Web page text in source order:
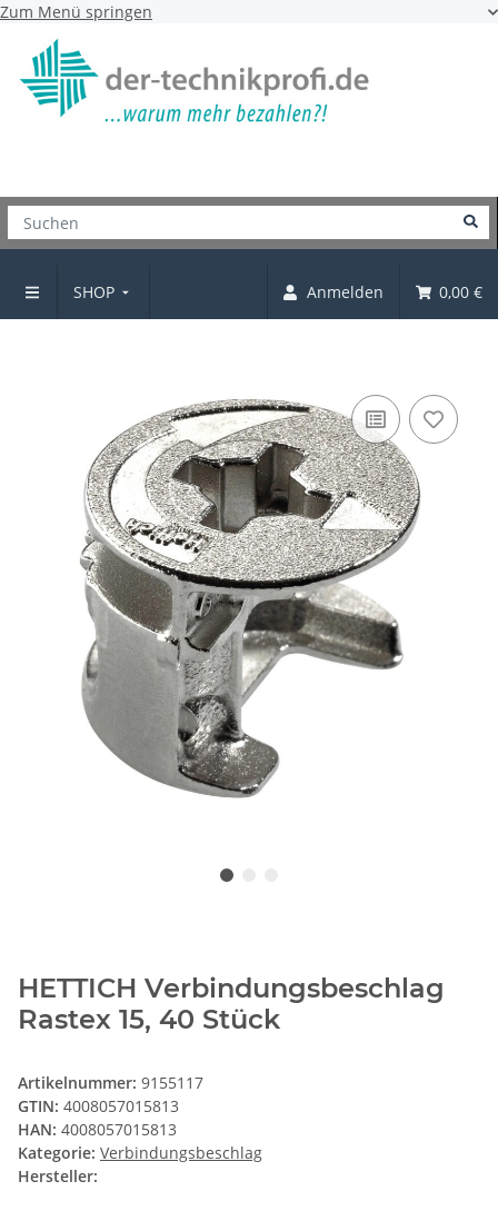
Zum Menü springen
SHOP Anmelden 0,00 €
Verbindungsbeschlag
HETTICH Verbindungsbeschlag
Rastex 15, 40 Stück
Artikelnummer: 9155117
GTIN: 4008057015813
HAN: 4008057015813
Kategorie: Verbindungsbeschlag
Hersteller: